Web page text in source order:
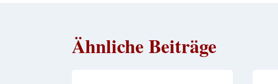
Ähnliche Beiträge